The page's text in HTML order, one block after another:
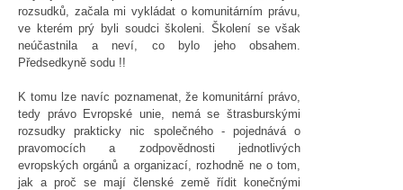
rozsudků, začala mi vykládat o komunitárním právu,
ve kterém prý byli soudci školeni. Školení se však
neúčastnila a neví, co bylo jeho obsahem.
Předsedkyně sodu !!
K tomu lze navíc poznamenat, že komunitární právo,
tedy právo Evropské unie, nemá se štrasburskými
rozsudky prakticky nic společného - pojednává o
pravomocích a zodpovědnosti jednotlivých
evropských orgánů a organizací, rozhodně ne o tom,
jak a proč se mají členské země řídit konečnými